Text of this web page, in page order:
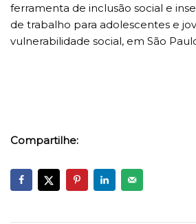
ferramenta de inclusão social e
de trabalho para adolescentes e
vulnerabilidade social, em São
Compartilhe: